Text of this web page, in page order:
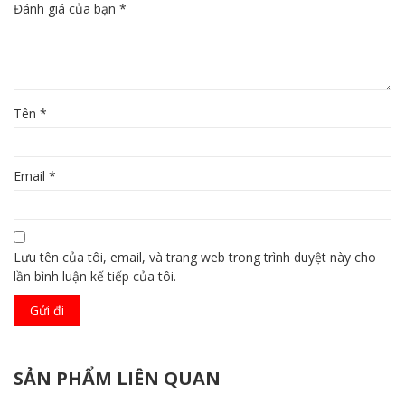
Đánh giá của bạn *
Tên *
Email *
Lưu tên của tôi, email, và trang web trong trình duyệt này cho
lần bình luận kế tiếp của tôi.
SẢN PHẨM LIÊN QUAN